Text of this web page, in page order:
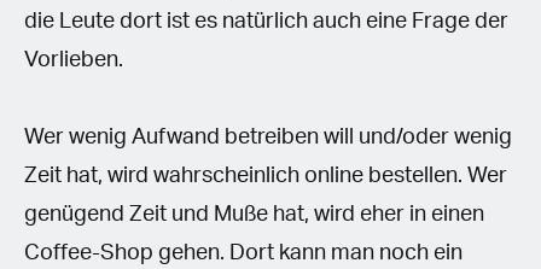
die Leute dort ist es natürlich auch eine Frage der
Vorlieben.
Wer wenig Aufwand betreiben will und/oder wenig
Zeit hat, wird wahrscheinlich online bestellen. Wer
genügend Zeit und Muße hat, wird eher in einen
Coffee-Shop gehen. Dort kann man noch ein